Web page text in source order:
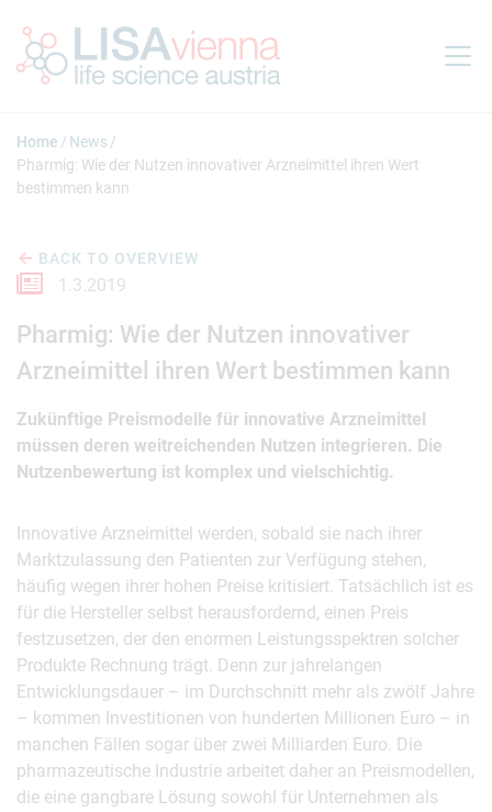
Home
News
Pharmig: Wie der Nutzen innovativer Arzneimittel ihren Wert
bestimmen kann
BACK TO OVERVIEW
1.3.2019
Pharmig: Wie der Nutzen innovativer
Arzneimittel ihren Wert bestimmen kann
Zukünftige Preismodelle für innovative Arzneimittel
müssen deren weitreichenden Nutzen integrieren. Die
Nutzenbewertung ist komplex und vielschichtig.
Innovative Arzneimittel werden, sobald sie nach ihrer
Marktzulassung den Patienten zur Verfügung stehen,
häufig wegen ihrer hohen Preise kritisiert. Tatsächlich ist es
für die Hersteller selbst herausfordernd, einen Preis
festzusetzen, der den enormen Leistungsspektren solcher
Produkte Rechnung trägt. Denn zur jahrelangen
Entwicklungsdauer – im Durchschnitt mehr als zwölf Jahre
– kommen Investitionen von hunderten Millionen Euro – in
manchen Fällen sogar über zwei Milliarden Euro. Die
pharmazeutische Industrie arbeitet daher an Preismodellen,
die eine gangbare Lösung sowohl für Unternehmen als